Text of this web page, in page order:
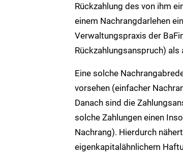
Rückzahlung des von ihm
einem Nachrangdarlehen
Verwaltungspraxis der
Rückzahlungsanspruch) als
Eine solche
vorsehen (einfacher
Danach sind die
solche Zahlungen einen
Nachrang). Hierdurch
eigenkapitalähnlichem